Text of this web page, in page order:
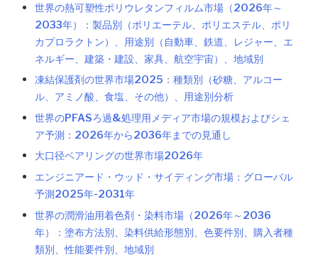
世界の熱可塑性ポリウレタンフィルム市場（2026年～
2033年）：製品別（ポリエーテル、ポリエステル、ポリ
カプロラクトン）、用途別（自動車、鉄道、レジャー、エ
ネルギー、建築・建設、家具、航空宇宙）、地域別
凍結保護剤の世界市場2025：種類別（砂糖、アルコー
ル、アミノ酸、食塩、その他）、用途別分析
世界のPFASろ過&処理用メディア市場の規模およびシェ
ア予測：2026年から2036年までの見通し
大口径ベアリングの世界市場2026年
エンジニアード・ウッド・サイディング市場：グローバル
予測2025年-2031年
世界の潤滑油用着色剤・染料市場（2026年～2036
年）：塗布方法別、染料供給形態別、色要件別、購入者種
類別、性能要件別、地域別